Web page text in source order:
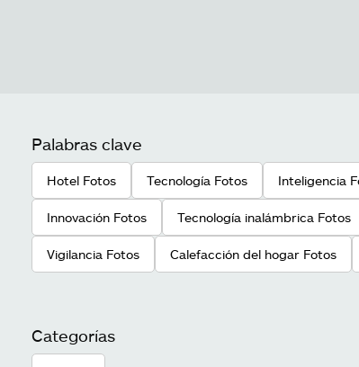
Palabras clave
Hotel Fotos Tecnología Fotos Inteligencia
Innovación Fotos Tecnología inalámbrica Fotos
Vigilancia Fotos Calefacción del hogar Fotos
Categorías